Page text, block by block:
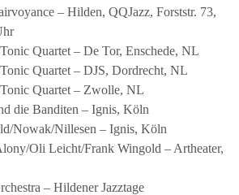
– Hilden, QQJazz, Forststr. 73,
Quartet – De Tor, Enschede, NL
Quartet – DJS, Dordrecht, NL
Quartet – Zwolle, NL
die Banditen – Ignis, Köln
Nowak/Nillesen – Ignis, Köln
Oli Leicht/Frank Wingold – Artheater,
– Hildener Jazztage